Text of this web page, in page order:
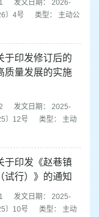
发文日期： 2026-
〕4号
类型： 主动公
于印发修订后的
质量发展的实施
发文日期： 2025-
〕12号
类型： 主动
于印发《赵巷镇
试行）》的通知
发文日期： 2025-
〕10号
类型： 主动